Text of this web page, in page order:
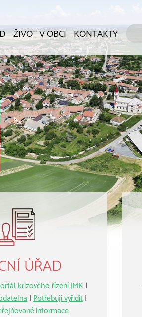
ŽIVOT V OBCI KONTAKTY
ÚŘAD
krizového řízení JMK|
| Potřebuji vyřídit|
informace